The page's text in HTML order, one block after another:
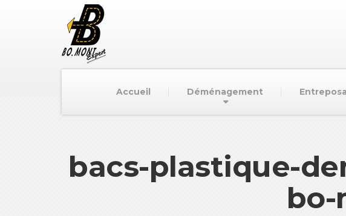
Accueil Déménagement
bacs-plastique-